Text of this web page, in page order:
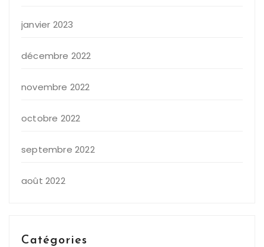
janvier 2023
décembre 2022
novembre 2022
octobre 2022
septembre 2022
août 2022
Catégories